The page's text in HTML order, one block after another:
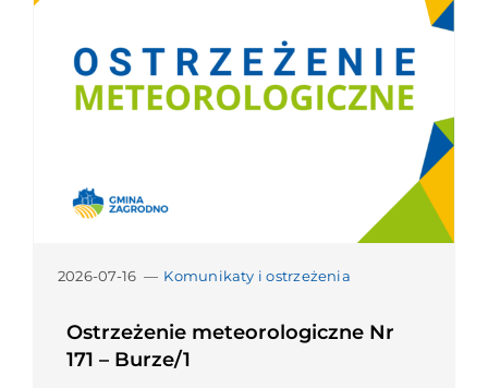
2026-07-16 — Komunikaty i ostrzeżenia
Ostrzeżenie meteorologiczne Nr
171 – Burze/1